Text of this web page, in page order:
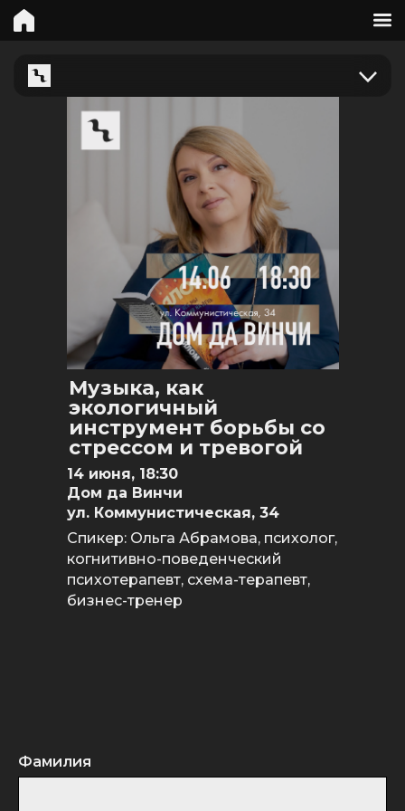
Музыка, как
экологичный
инструмент борьбы со
стрессом и тревогой
14 июня, 18:30
Дом да Винчи
ул. Коммунистическая, 34
Спикер: Ольга Абрамова, психолог,
когнитивно-поведенческий
психотерапевт, схема-терапевт,
бизнес-тренер
Фамилия